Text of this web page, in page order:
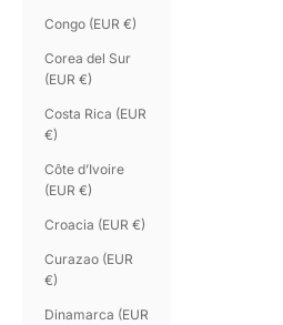
Congo (EUR €)
Corea del Sur
(EUR €)
Costa Rica (EUR
€)
Côte d’Ivoire
(EUR €)
Croacia (EUR €)
Curazao (EUR
€)
Dinamarca (EUR